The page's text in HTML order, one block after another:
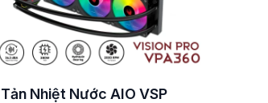
Tản Nhiệt Nước AIO VSP